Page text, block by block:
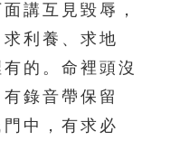
講互見毀辱，
利養、求地
的。命裡頭沒
錄音帶保留
中，有求必